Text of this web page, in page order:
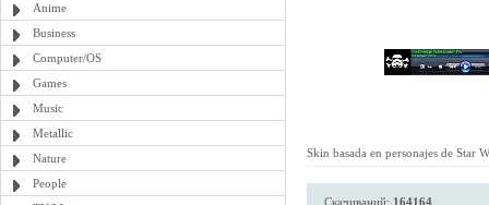
Anime
Business
Computer/OS
Games
Music
Metallic
Nature
People
Skin basada en personajes de Star
Скачиваний: 164164